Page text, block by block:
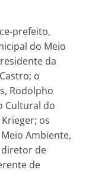
prefeito,
do Meio
da
o
Rodolpho
Cultural do
os
Ambiente,
diretor de
de